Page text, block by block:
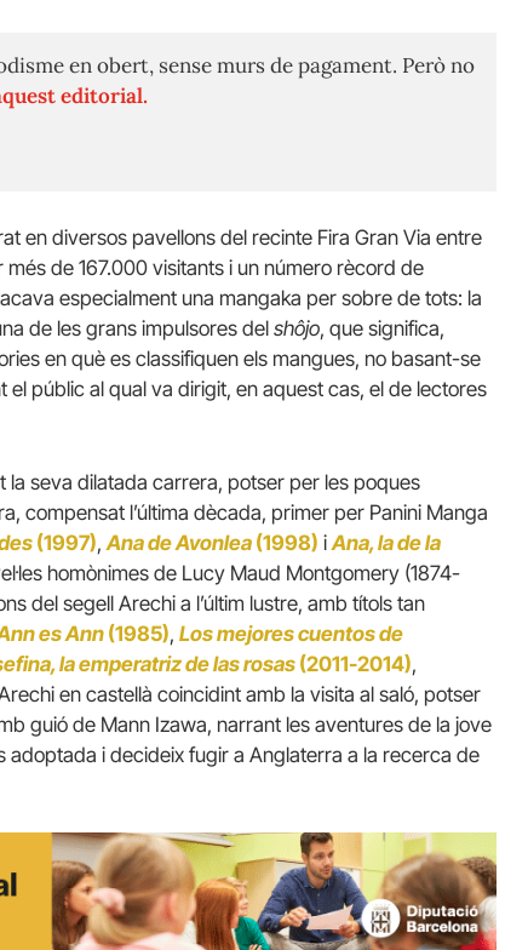
en obert, sense murs de pagament. Però no
editorial.
en diversos pavellons del recinte Fira Gran Via entre
de 167.000 visitants i un número rècord de
especialment una mangaka per sobre de tots: la
de les grans impulsores del shôjo, que significa,
en què es classifiquen els mangues, no basant-se
el públic al qual va dirigit, en aquest cas, el de lectores
la seva dilatada carrera, potser per les poques
compensat l’última dècada, primer per Panini Manga
(1997), Ana de Avonlea (1998) i Ana, la de la
homònimes de Lucy Maud Montgomery (1874-
del segell Arechi a l’últim lustre, amb títols tan
es Ann (1985), Los mejores cuentos de
la emperatriz de las rosas (2011-2014),
en castellà coincidint amb la visita al saló, potser
guió de Mann Izawa, narrant les aventures de la jove
adoptada i decideix fugir a Anglaterra a la recerca de